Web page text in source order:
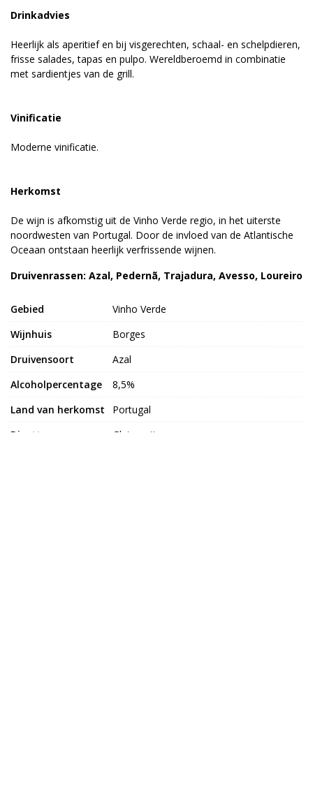
Drinkadvies
Heerlijk als aperitief en bij visgerechten, schaal- en schelpdieren,
frisse salades, tapas en pulpo. Wereldberoemd in combinatie
met sardientjes van de grill.
Vinificatie
Moderne vinificatie.
Herkomst
De wijn is afkomstig uit de Vinho Verde regio, in het uiterste
noordwesten van Portugal. Door de invloed van de Atlantische
Oceaan ontstaan heerlijk verfrissende wijnen.
Druivenrassen: Azal, Pedernã, Trajadura, Avesso, Loureiro
Gebied
Vinho Verde
Wijnhuis
Borges
Druivensoort
Azal
Alcoholpercentage
8,5%
Land van herkomst
Portugal
Dieettypes
Glutenvrij